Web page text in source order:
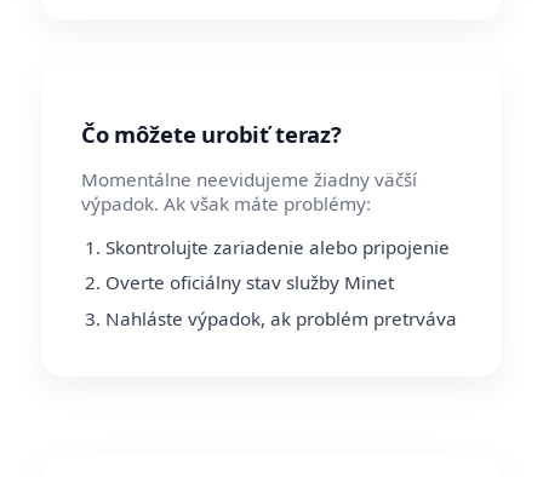
Čo môžete urobiť teraz?
Momentálne neevidujeme žiadny väčší
výpadok. Ak však máte problémy:
Skontrolujte zariadenie alebo pripojenie
Overte oficiálny stav služby Minet
Nahláste výpadok, ak problém pretrváva